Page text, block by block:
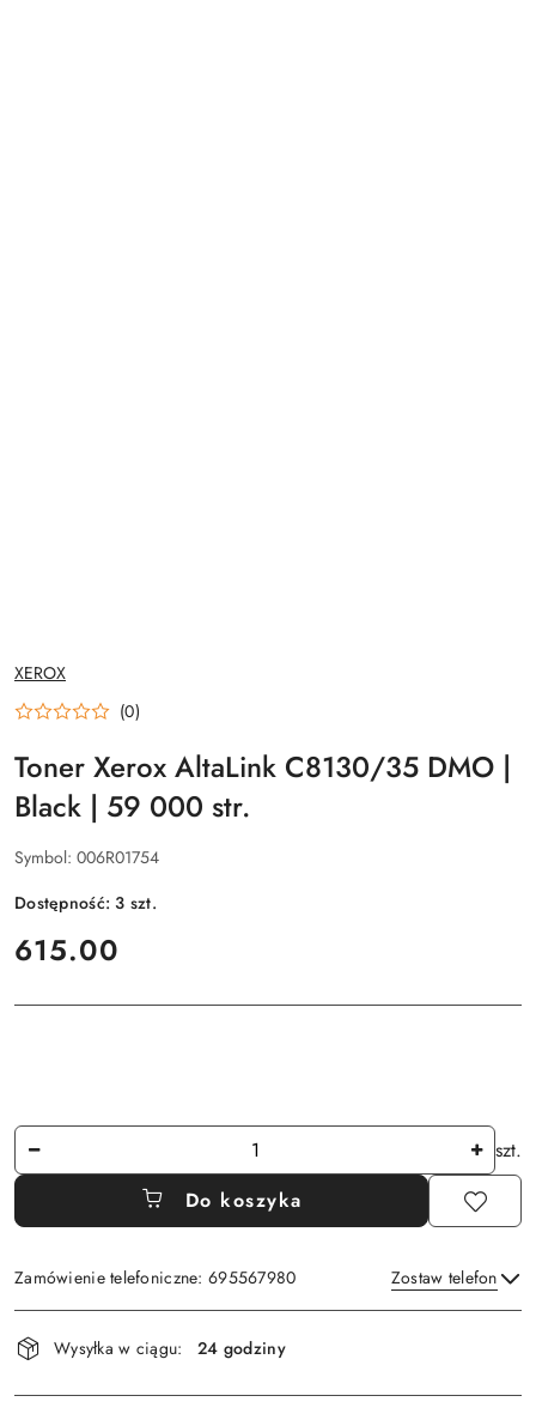
NAZWA
PRODUCENTA:
XEROX
(0)
Toner Xerox AltaLink C8130/35 DMO |
Black | 59 000 str.
Symbol: 006R01754
Dostępność:3 szt.
cena:
615.00
Ilość
szt.
Do koszyka
Zamówienie telefoniczne: 695567980 Zostaw telefon
Dostępność
i
dostawa
Wysyłka w ciągu: 24 godziny